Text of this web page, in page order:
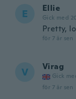
E Ellie
Gick med
Pretty,
för 7 år sen
V Virag
Gick
för 7 år sen